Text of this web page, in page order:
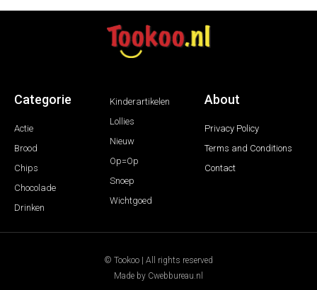
Categorie
Actie
Brood
Chips
Chocolade
Drinken
Kinderartikelen
Lollies
Nieuw
Op=Op
Snoep
Wichtgoed
About
Privacy Policy
Terms and Conditions
Contact
© Tookoo | All rights reserved
Made by Cwebbureau.nl